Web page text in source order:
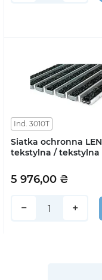
Ind. 3010T
Siatka ochronna LEN
tekstylna / tekstylna
5 976,00 ₴
− +